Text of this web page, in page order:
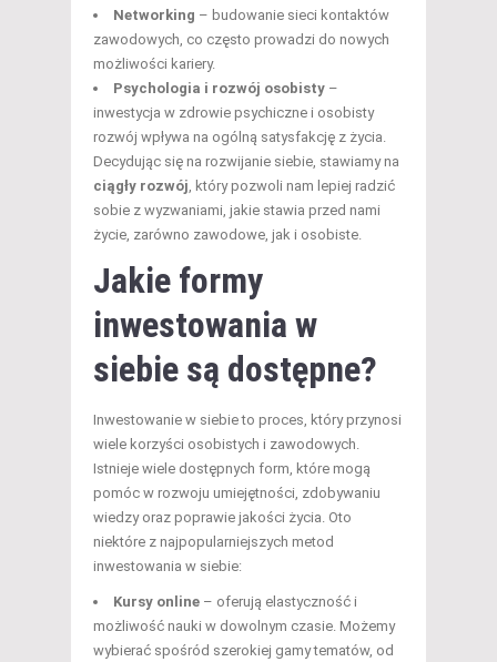
Networking – budowanie sieci kontaktów
zawodowych, co często prowadzi do nowych
możliwości kariery.
Psychologia i rozwój osobisty –
inwestycja w zdrowie psychiczne i osobisty
rozwój wpływa na ogólną satysfakcję z życia.
Decydując się na rozwijanie siebie, stawiamy na
ciągły rozwój , który pozwoli nam lepiej radzić
sobie z wyzwaniami, jakie stawia przed nami
życie, zarówno zawodowe, jak i osobiste.
Jakie formy
inwestowania w
siebie są dostępne?
Inwestowanie w siebie to proces, który przynosi
wiele korzyści osobistych i zawodowych.
Istnieje wiele dostępnych form, które mogą
pomóc w rozwoju umiejętności, zdobywaniu
wiedzy oraz poprawie jakości życia. Oto
niektóre z najpopularniejszych metod
inwestowania w siebie:
Kursy online – oferują elastyczność i
możliwość nauki w dowolnym czasie. Możemy
wybierać spośród szerokiej gamy tematów, od